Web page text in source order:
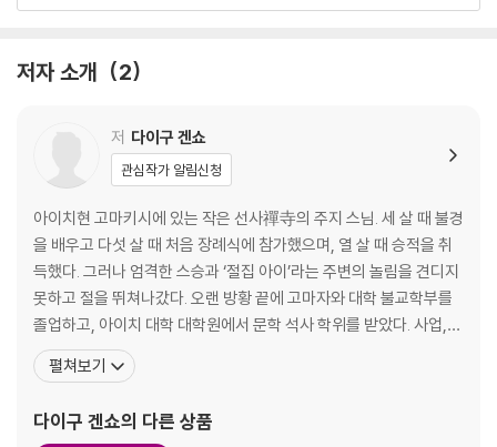
잘못된 생각이 내가 미워하는 사람을 더 크게 부풀린다
쓸데없이 ‘좋고 나쁨’을 판단하지 않는다
질투가 내 마음을 죽인다
후회 없는 인생의 비결
슬픔을 내려놓는 연습
3장 무지의 벽을 뛰어넘는 법
막연한 불안의 실체
인생의 우선순위를 알면 조바심이 사라진다
체념하면 정말 소중한 것이 무엇인지 분명해진다
저자 소개 2
저 다이구 겐쇼
관심작가 알림신청
아이치현 고마키시에 있는 작은 선사禪寺의 주지 스님. 세 살 때 불경
을 배우고 다섯 살 때 처음 장례식에 참가했으며, 열 살 때 승적을 취
득했다. 그러나 엄격한 스승과 ‘절집 아이’라는 주변의 놀림을 견디지
못하고 절을 뛰쳐나갔다. 오랜 방황 끝에 고마자와 대학 불교학부를
졸업하고, 아이치 대학 대학원에서 문학 석사 학위를 받았다. 사업,
저술, 강연, 세러피, 가라테 등 여러 방면에 능통한 이색적인 MZ세대
승려로서 대중에게 어필할 수 있는 독자적인 방법으로 부처님과 불교
의 일문일답’은 5,000만 회 재생 기
펼쳐보기
다이구 겐쇼의 다른 상품